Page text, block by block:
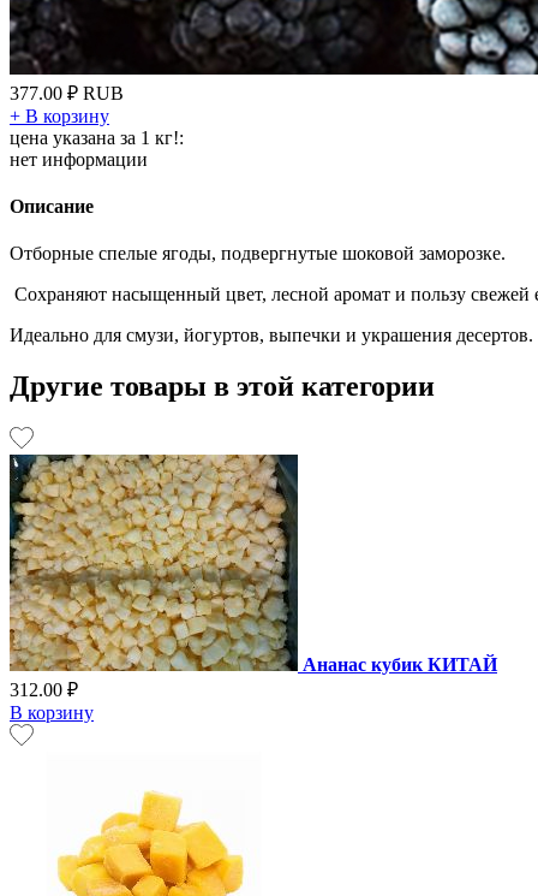
377.00 ₽ RUB
+ В корзину
цена указана за 1 кг!:
нет информации
Описание
Отборные спелые ягоды, подвергнутые шоковой заморозке.
Сохраняют насыщенный цвет, лесной аромат и пользу
Идеально для смузи, йогуртов, выпечки и украшения десертов.
Другие товары в этой категории
Ананас кубик КИТАЙ
312.00 ₽
В корзину